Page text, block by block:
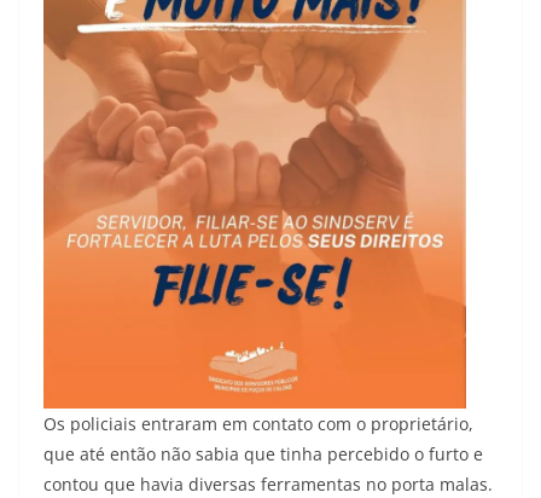
Os policiais entraram em contato com o proprietário,
que até então não sabia que tinha percebido o furto e
contou que havia diversas ferramentas no porta malas.